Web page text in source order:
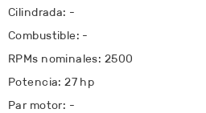
Cilindrada: -
Combustible: -
RPMs nominales: 2500
Potencia: 27 hp
Par motor: -